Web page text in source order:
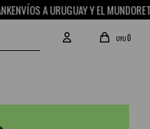
ENVÍOS A URUGUAY Y EL MUNDO
UYU0